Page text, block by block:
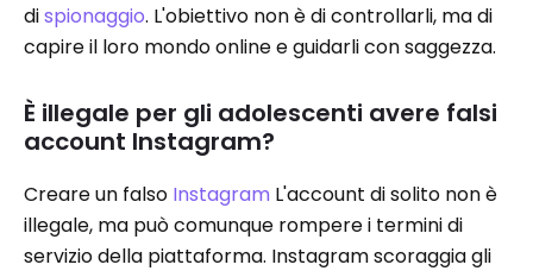
dispionaggio. L'obiettivo non è di controllarli, ma di
capire il loro mondo online e guidarli con saggezza.
È illegale per gli adolescenti avere falsi
account Instagram?
Creare un falso Instagram L'account di solito non è
illegale, ma può comunque rompere i termini di
servizio della piattaforma. Instagram scoraggia gli